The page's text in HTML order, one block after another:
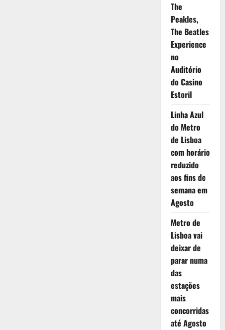
The
Peakles,
The Beatles
Experience
no
Auditório
do Casino
Estoril
Linha Azul
do Metro
de Lisboa
com horário
reduzido
aos fins de
semana em
Agosto
Metro de
Lisboa vai
deixar de
parar numa
das
estações
mais
concorridas
até Agosto